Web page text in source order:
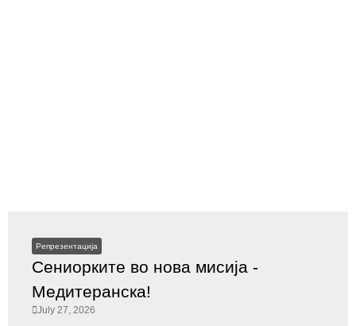
Репрезентација
Сениорките во нова мисија -
Медитеранска!
July 27, 2026